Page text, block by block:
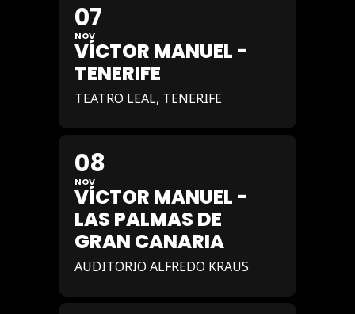
07
NOV
VÍCTOR MANUEL -
TENERIFE
TEATRO LEAL, TENERIFE
08
NOV
VÍCTOR MANUEL -
LAS PALMAS DE
GRAN CANARIA
AUDITORIO ALFREDO KRAUS